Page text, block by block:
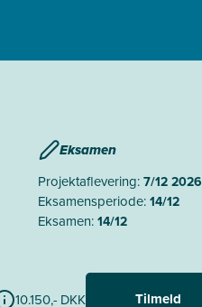
Eksamen
Projektaflevering: 7/12 2026
Eksamensperiode: 14/12
Eksamen: 14/12
10.150,- DKK Tilmeld